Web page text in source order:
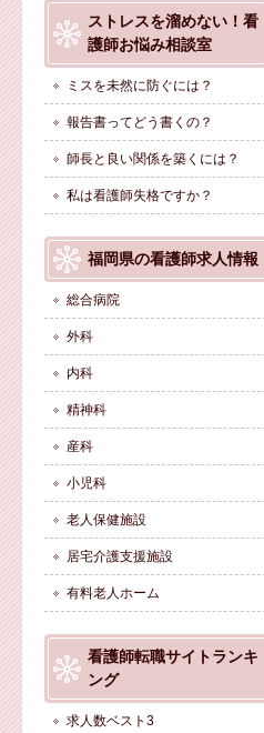
ストレスを溜めない！看
護師お悩み相談室
ミスを未然に防ぐには？
報告書ってどう書くの？
師長と良い関係を築くには？
私は看護師失格ですか？
福岡県の看護師求人情報
総合病院
外科
内科
精神科
産科
小児科
老人保健施設
居宅介護支援施設
有料老人ホーム
看護師転職サイトランキ
ング
求人数ベスト3